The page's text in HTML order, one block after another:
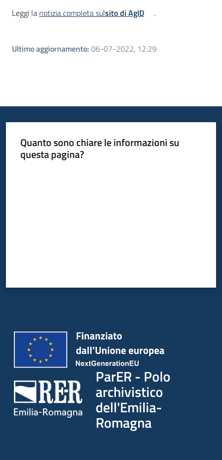
Leggi la notizia completa sulsito di AgID .
Ultimo aggiornamento: 06-07-2022, 12:29
Quanto sono chiare le informazioni su
questa pagina?
ParER - Polo
archivistico
dell'Emilia-
Romagna